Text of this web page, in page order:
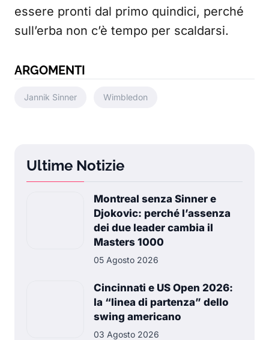
essere pronti dal primo quindici, perché
sull’erba non c’è tempo per scaldarsi.
ARGOMENTI
Jannik Sinner Wimbledon
Ultime Notizie
Montreal senza Sinner e
Djokovic: perché l’assenza
dei due leader cambia il
Masters 1000
05 Agosto 2026
Cincinnati e US Open 2026:
la “linea di partenza” dello
swing americano
03 Agosto 2026